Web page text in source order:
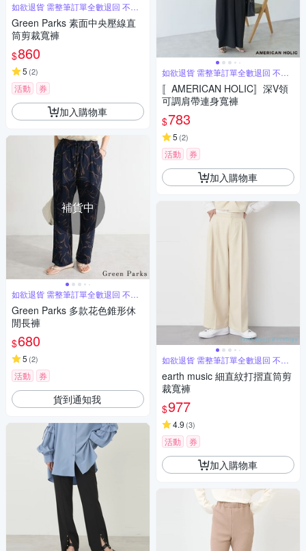
如欲退貨 需整筆訂單全數退回 不能
單退
Green Parks 素面中央壓線直
筒剪裁寬褲
$860
5 (2)
活動 券
加入購物車
補貨中
如欲退貨 需整筆訂單全數退回 不能
單退
Green Parks 多款花色錐形休
閒長褲
$680
5 (2)
活動 券
貨到通知我
如欲退貨 需整筆訂單全數退回 不能
單退
〚AMERICAN HOLIC〛深V領
可調肩帶連身寬褲
$783
5 (2)
活動 券
加入購物車
如欲退貨 需整筆訂單全數退回 不能
單退
earth music 細直紋打摺直筒剪
裁寬褲
$977
4.9 (3)
活動 券
加入購物車